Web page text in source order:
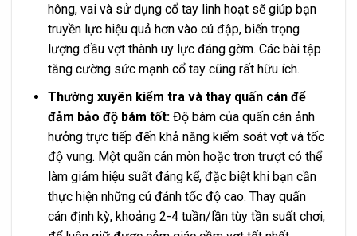
hông, vai và sử dụng cổ tay linh hoạt sẽ giúp bạn
truyền lực hiệu quả hơn vào cú đập, biến trọng
lượng đầu vợt thành uy lực đáng gờm. Các bài tập
tăng cường sức mạnh cổ tay cũng rất hữu ích.
Thường xuyên kiểm tra và thay quấn cán để
đảm bảo độ bám tốt:Độ bám của quấn cán ảnh
hưởng trực tiếp đến khả năng kiểm soát vợt và tốc
độ vung. Một quấn cán mòn hoặc trơn trượt có thể
làm giảm hiệu suất đáng kể, đặc biệt khi bạn cần
thực hiện những cú đánh tốc độ cao. Thay quấn
cán định kỳ, khoảng 2-4 tuần/lần tùy tần suất chơi,